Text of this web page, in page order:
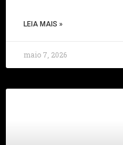
LEIA MAIS »
maio 7, 2026